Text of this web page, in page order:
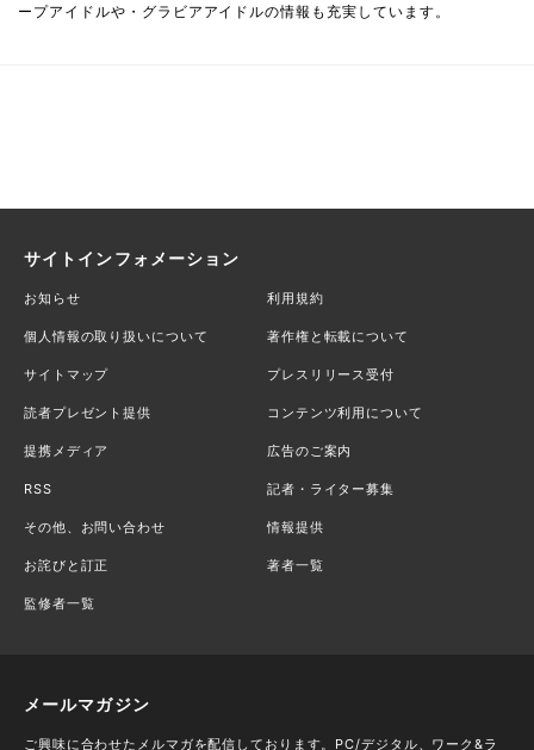
ープアイドルや・グラビアアイドルの情報も充実しています。
サイトインフォメーション
お知らせ 利用規約
個人情報の取り扱いについて 著作権と転載について
サイトマップ プレスリリース受付
読者プレゼント提供 コンテンツ利用について
提携メディア 広告のご案内
RSS 記者・ライター募集
その他、お問い合わせ 情報提供
お詫びと訂正 著者一覧
監修者一覧
メールマガジン
ご興味に合わせたメルマガを配信しております。PC/デジタル、ワーク&ラ